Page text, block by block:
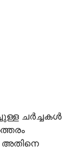
ചര്‍ച്ചകള്‍